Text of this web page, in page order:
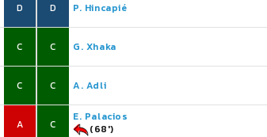
D
C
C
A
D P. Hincapié
C G. Xhaka
C A. Adli
C
E. Palacios
(68')